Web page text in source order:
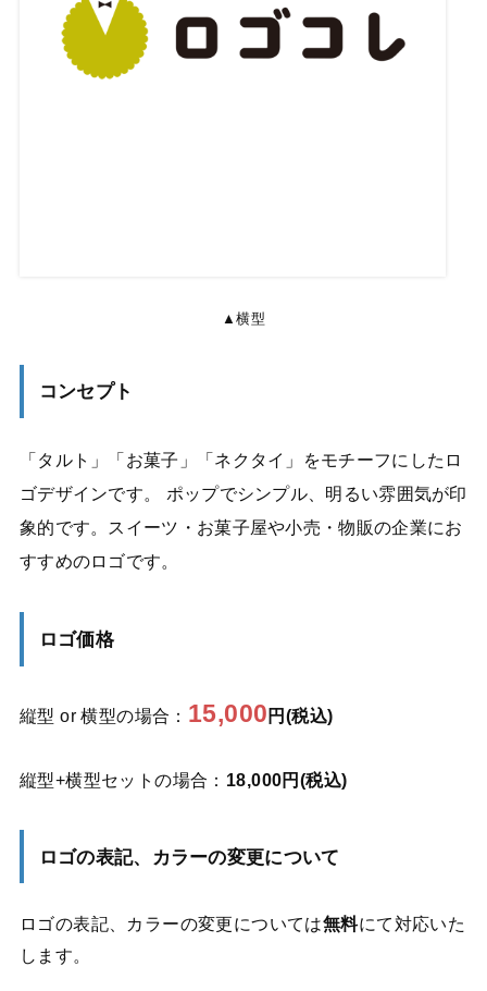
▲横型
コンセプト
「タルト」「お菓子」「ネクタイ」をモチーフにしたロ
ゴデザインです。 ポップでシンプル、明るい雰囲気が印
象的です。スイーツ・お菓子屋や小売・物販の企業にお
すすめのロゴです。
ロゴ価格
縦型 or 横型の場合： 15,000 円(税込)
縦型+横型セットの場合： 18,000円(税込)
ロゴの表記、カラーの変更について
ロゴの表記、カラーの変更については無料にて対応いた
します。